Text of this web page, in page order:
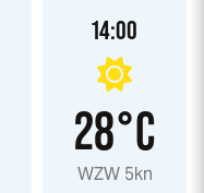
14:00
28°C
WZW 5kn